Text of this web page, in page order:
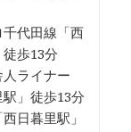
代田線「西
歩13分
ライナー
駅」徒歩13分
日暮里駅」